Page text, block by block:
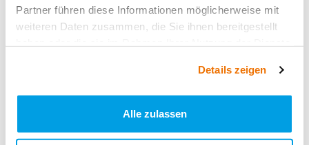
Partner führen diese Informationen möglicherweise mit
weiteren Daten zusammen, die Sie ihnen bereitgestellt
Details zeigen
Alle zulassen